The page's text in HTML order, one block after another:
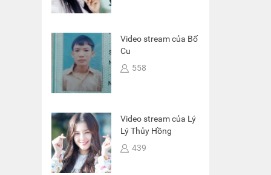
Video stream của Bố
Cu
558
Video stream của Lý
Lý Thủy Hồng
439